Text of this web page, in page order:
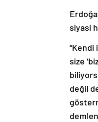
siyasi
“Kendi
size
değil